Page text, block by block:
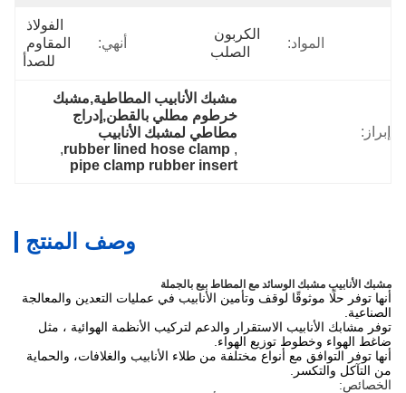
المواد:
الكربون
الصلب
أنهي:
الفولاذ
المقاوم
للصدأ
إبراز:
مشبك الأنابيب المطاطية,مشبك
خرطوم مطلي بالقطن,إدراج
مطاطي لمشبك الأنابيب
,
rubber lined hose clamp
,
pipe clamp rubber insert
وصف المنتج
مشبك الأنابيب مشبك الوسائد مع المطاط بيع بالجملة
أنها توفر حلًا موثوقًا لوقف وتأمين الأنابيب في عمليات التعدين والمعالجة
الصناعية.
توفر مشابك الأنابيب الاستقرار والدعم لتركيب الأنظمة الهوائية ، مثل
ضاغط الهواء وخطوط توزيع الهواء.
أنها توفر التوافق مع أنواع مختلفة من طلاء الأنابيب والغلافات، والحماية
من التآكل والتكسر.
الخصائص: